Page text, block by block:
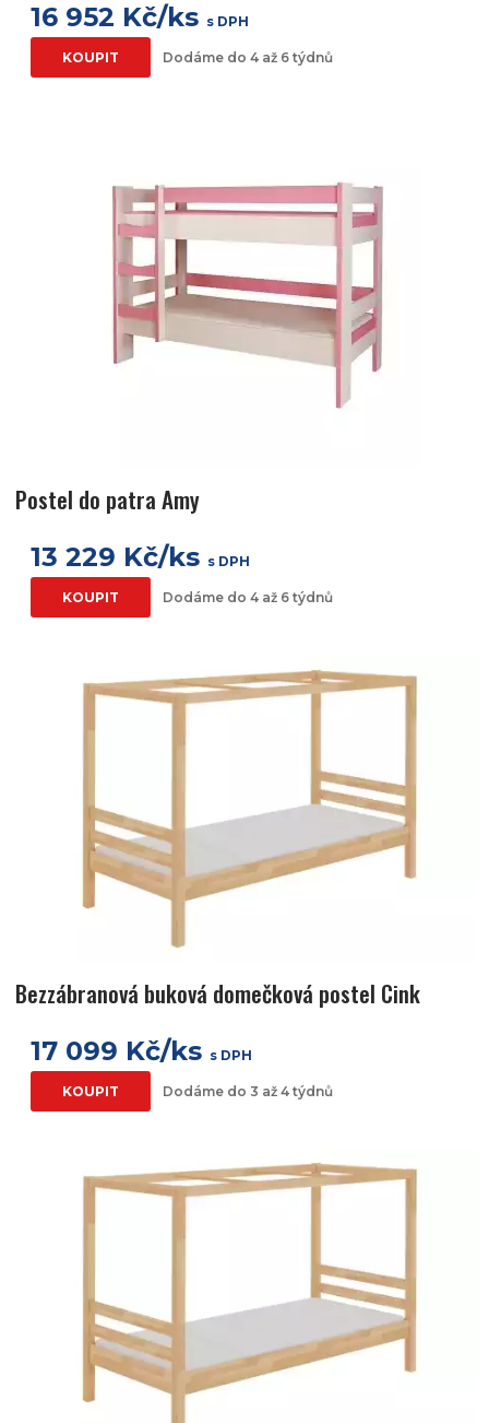
16 952 Kč/ks s DPH
KOUPIT Dodáme do 4 až 6 týdnů
Postel do patra Amy
13 229 Kč/ks s DPH
KOUPIT Dodáme do 4 až 6 týdnů
Bezzábranová buková domečková postel Cink
17 099 Kč/ks s DPH
KOUPIT Dodáme do 3 až 4 týdnů